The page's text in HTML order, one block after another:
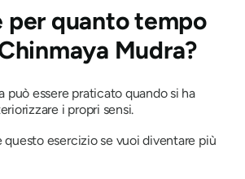
per quanto tempo
Mudra?
può essere praticato quando si ha
i propri sensi.
questo esercizio se vuoi diventare più